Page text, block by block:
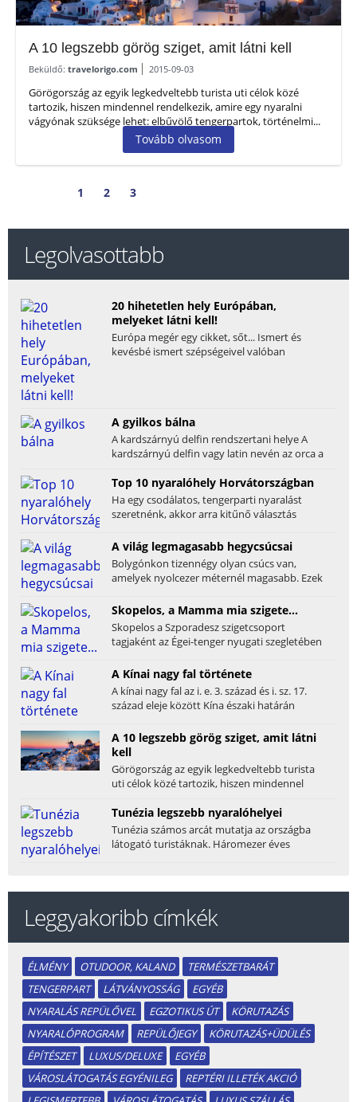
A 10 legszebb görög sziget, amit látni kell
Beküldő: travelorigo.com 2015-09-03
Görögország az egyik legkedveltebb turista uti célok közé
tartozik, hiszen mindennel rendelkezik, amire egy nyaralni
vágyónak szüksége lehet: elbűvölő tengerpartok, történelmi...
Tovább olvasom
1 2 3
Legolvasottabb
20 hihetetlen hely Európában,
melyeket látni kell!
Európa megér egy cikket, sőt... Ismert és
kevésbé ismert szépségeivel valóban
A gyilkos bálna
A kardszárnyú delfin rendszertani helye A
kardszárnyú delfin vagy latin nevén az orca a
Top 10 nyaralóhely Horvátországban
Ha egy csodálatos, tengerparti nyaralást
szeretnénk, akkor arra kitűnő választás
A világ legmagasabb hegycsúcsai
Bolygónkon tizennégy olyan csúcs van,
amelyek nyolcezer méternél magasabb. Ezek
Skopelos, a Mamma mia szigete...
Skopelos a Szporadesz szigetcsoport
tagjaként az Égei-tenger nyugati szegletében
A Kínai nagy fal története
A kínai nagy fal az i. e. 3. század és i. sz. 17.
század eleje között Kína északi határán
A 10 legszebb görög sziget, amit látni
kell
Görögország az egyik legkedveltebb turista
uti célok közé tartozik, hiszen mindennel
Tunézia legszebb nyaralóhelyei
Tunézia számos arcát mutatja az országba
látogató turistáknak. Háromezer éves
Leggyakoribb címkék
ÉLMÉNY OTUDOOR, KALAND
TERMÉSZETBARÁT
TENGERPART
LÁTVÁNYOSSÁG
EGYÉB
NYARALÁS REPÜLŐVEL
EGZOTIKUS ÚT
KÖRUTAZÁS
NYARALÓPROGRAM
REPÜLŐJEGY
KÖRUTAZÁS+ÜDÜLÉS
ÉPÍTÉSZET
LUXUS/DELUXE
EGYÉB
VÁROSLÁTOGATÁS EGYÉNILEG
REPTÉRI ILLETÉK AKCIÓ